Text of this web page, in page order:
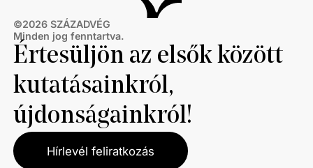
©2026 SZÁZADVÉG
Minden jog fenntartva.
Értesüljön az elsők között
kutatásainkról,
újdonságainkról!
Hírlevél feliratkozás